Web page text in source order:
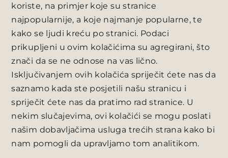
koriste, na primjer koje su stranice
najpopularnije, a koje najmanje popularne, te
kako se ljudi kreću po stranici. Podaci
prikupljeni u ovim kolačićima su agregirani, što
znači da se ne odnose na vas lično.
Isključivanjem ovih kolačića spriječit ćete nas da
saznamo kada ste posjetili našu stranicu i
spriječit ćete nas da pratimo rad stranice. U
nekim slučajevima, ovi kolačići se mogu poslati
našim dobavljačima usluga trećih strana kako bi
nam pomogli da upravljamo tom analitikom.